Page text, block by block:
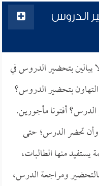
الدروس
يبالين بتحضير الدروس في
بتحضير الدروس؟
الدرس؟ أفتونا مأجورين.
وأن تحضر الدرس؛ حتى
يستفيد منها الطالبات،
ومراجعة الدرس،